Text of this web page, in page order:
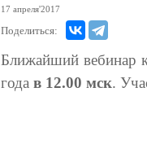
17 апреля'2017
Поделиться:
Ближайший вебинар
года в 12.00 мск.